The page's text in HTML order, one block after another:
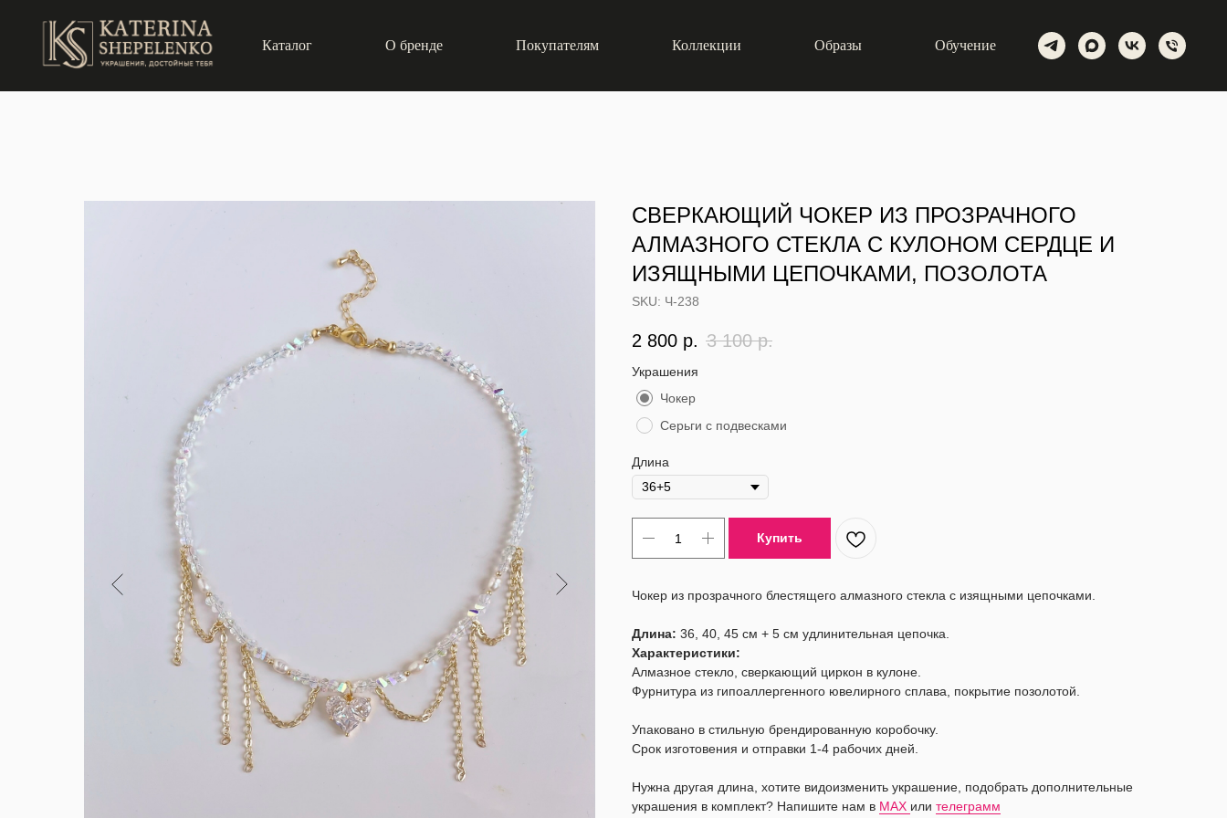
Каталог О бренде Покупателям Коллекции Образы Обучение
СВЕРКАЮЩИЙ ЧОКЕР ИЗ ПРОЗРАЧНОГО
АЛМАЗНОГО СТЕКЛА С КУЛОНОМ СЕРДЦЕ И
ИЗЯЩНЫМИ ЦЕПОЧКАМИ, ПОЗОЛОТА
SKU: Ч-238
2 800 р. 3 100 р.
Украшения
Чокер
Серьги с подвесками
Длина
Купить
Чокер из прозрачного блестящего алмазного стекла c изящными цепочками.
Длина: 36, 40, 45 см + 5 см удлинительная цепочка.
Характеристики:
Алмазное стекло, сверкающий циркон в кулоне.
Фурнитура из гипоаллергенного ювелирного сплава, покрытие позолотой.
Упаковано в стильную брендированную коробочку.
Срок изготовения и отправки 1-4 рабочих дней.
Нужна другая длина, хотите видоизменить украшение, подобрать дополнительные
украшения в комплект? Напишите нам в MAX или телеграмм